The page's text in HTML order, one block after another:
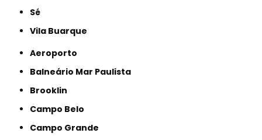
Sé
Vila Buarque
Aeroporto
Balneário Mar Paulista
Brooklin
Campo Belo
Campo Grande